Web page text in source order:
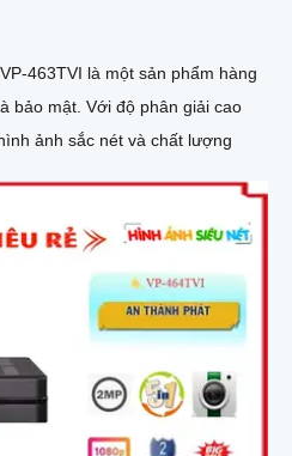
463TVI là một sản phẩm hàng
phân giải cao
ảnh sắc nét và chất lượng